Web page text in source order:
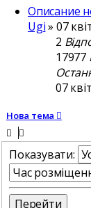
Описание
Ugi» 07
2
17977
07
Нова тема
Показувати: